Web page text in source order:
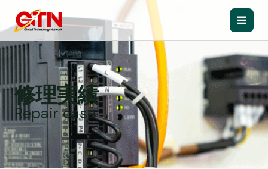
ス
プ
Main
修理実績
Repair case